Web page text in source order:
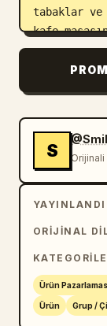
tabaklar ve
kafe
mimarisi,
Stil: Pixar
premium
estetiği,
plastik
altın saati
8K
S
YAYINLANDI
ORIJINAL
Ürün
Ürün Grup /